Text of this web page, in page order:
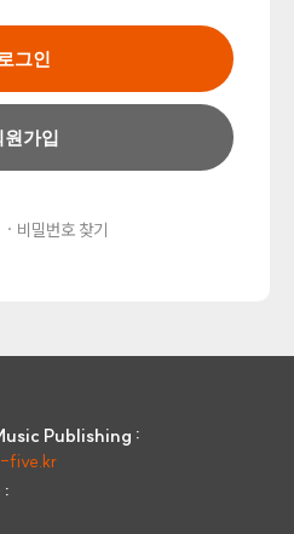
로그인
원가입
· 비밀번호 찾기
Publishing :
five.kr